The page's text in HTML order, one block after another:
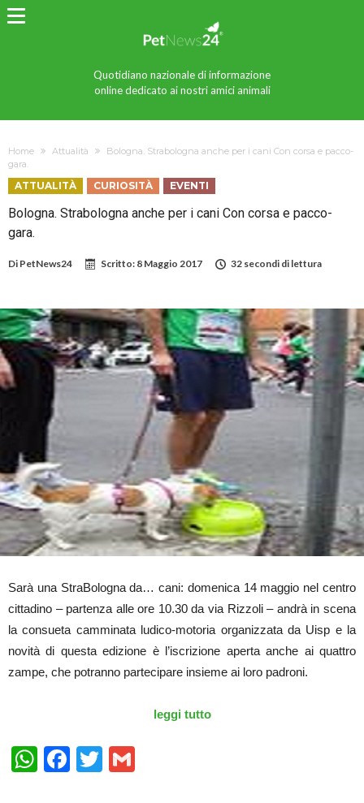
Quotidiano nazionale di informazione
online dedicato ai nostri amici animali
Home Attualità
Bologna. Strabologna anche per i cani Con corsa e pacco-
gara.
ATTUALITÀ CURIOSITÀ EVENTI
Bologna. Strabologna anche per i cani Con corsa e pacco-
gara.
Di PetNews24 Scritto: 8 Maggio 2017 32 secondi di lettura
Sarà una StraBologna da… cani: domenica 14 maggio nel centro
cittadino – partenza alle ore 10.30 da via Rizzoli – andrà in scena
la consueta camminata ludico-motoria organizzata da Uisp e la
novità di questa edizione è l’iscrizione aperta anche ai quattro
zampe, che potranno partecipare insieme ai loro padroni.
leggi tutto
WhatsApp
Facebook
Twitter